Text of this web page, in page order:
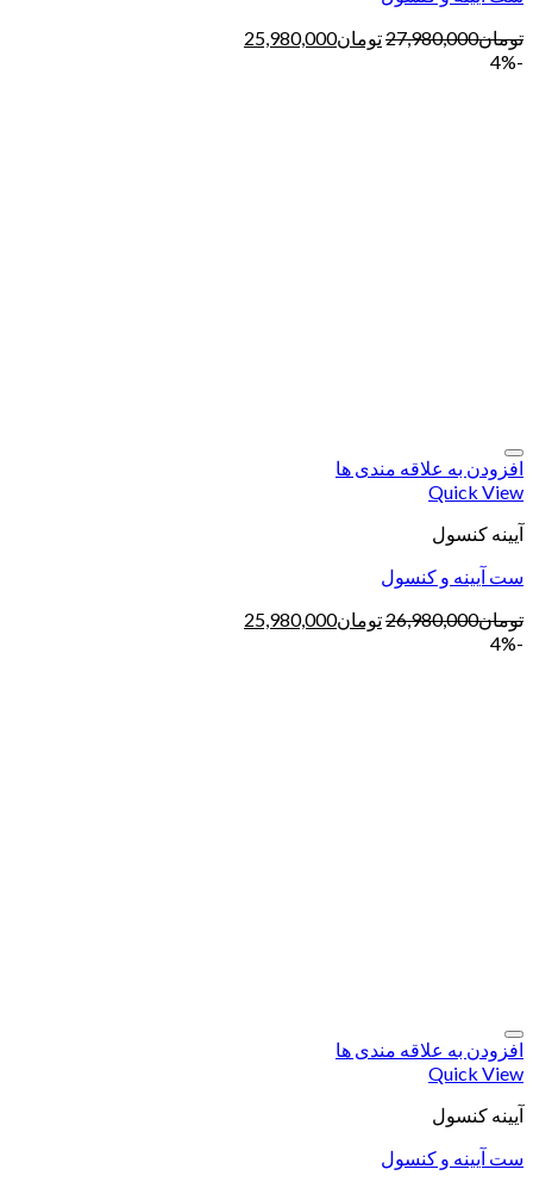
تومان27,980,000تومان25,980,000
-4%
افزودن به علاقه مندی ها
Quick View
آیینه کنسول
ست آیینه و کنسول
تومان26,980,000تومان25,980,000
-4%
افزودن به علاقه مندی ها
Quick View
آیینه کنسول
ست آیینه و کنسول